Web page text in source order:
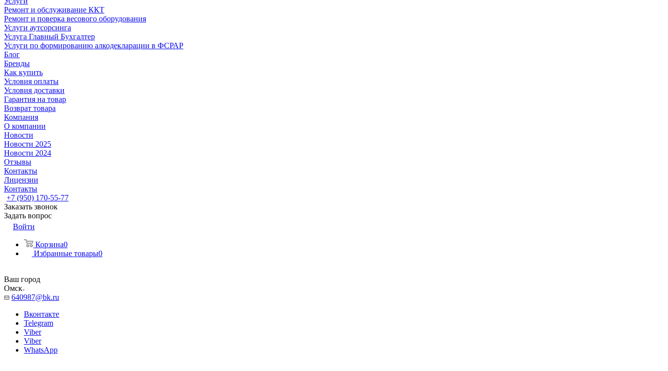
Ремонт и обслуживание ККТ
Ремонт и поверка весового оборудования
Услуги аутсорсинга
Услуга Главный Бухгалтер
Услуги по формированию алкодекларации в ФСРАР
Блог
Бренды
Как купить
Условия оплаты
Условия доставки
Гарантия на товар
Возврат товара
Компания
О компании
Новости
Новости 2025
Новости 2024
Отзывы
Контакты
Лицензии
Контакты
+7 (950) 170-55-77
Заказать звонок
Задать вопрос
Войти
Корзина0
Избранные товары0
Ваш город
Омск
640987@bk.ru
Вконтакте
Telegram
Viber
Viber
WhatsApp